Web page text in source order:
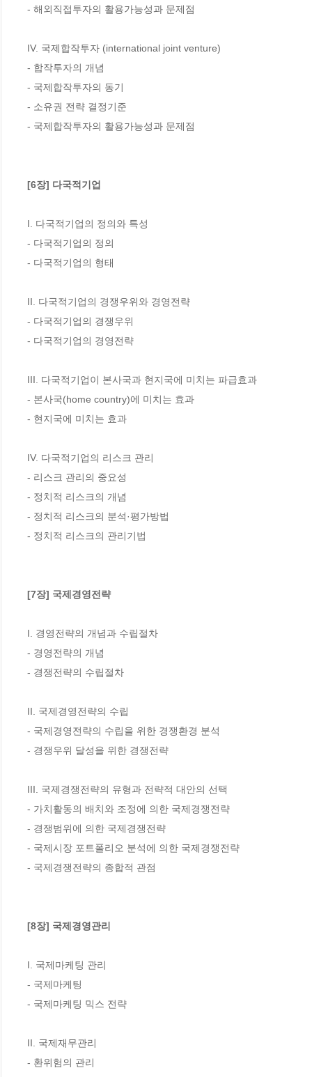
- 해외직접투자의 활용가능성과 문제점
IV. 국제합작투자 (international joint venture)
- 합작투자의 개념
- 국제합작투자의 동기
- 소유권 전략 결정기준
- 국제합작투자의 활용가능성과 문제점
[6장] 다국적기업
I. 다국적기업의 정의와 특성
- 다국적기업의 정의
- 다국적기업의 형태
II. 다국적기업의 경쟁우위와 경영전략
- 다국적기업의 경쟁우위
- 다국적기업의 경영전략
III. 다국적기업이 본사국과 현지국에 미치는 파급효과
- 본사국(home country)에 미치는 효과
- 현지국에 미치는 효과
IV. 다국적기업의 리스크 관리
- 리스크 관리의 중요성
- 정치적 리스크의 개념
- 정치적 리스크의 분석·평가방법
- 정치적 리스크의 관리기법
[7장] 국제경영전략
I. 경영전략의 개념과 수립절차
- 경영전략의 개념
- 경쟁전략의 수립절차
II. 국제경영전략의 수립
- 국제경영전략의 수립을 위한 경쟁환경 분석
- 경쟁우위 달성을 위한 경쟁전략
III. 국제경쟁전략의 유형과 전략적 대안의 선택
- 가치활동의 배치와 조정에 의한 국제경쟁전략
- 경쟁범위에 의한 국제경쟁전략
- 국제시장 포트폴리오 분석에 의한 국제경쟁전략
- 국제경쟁전략의 종합적 관점
[8장] 국제경영관리
I. 국제마케팅 관리
- 국제마케팅
- 국제마케팅 믹스 전략
II. 국제재무관리
- 환위험의 관리